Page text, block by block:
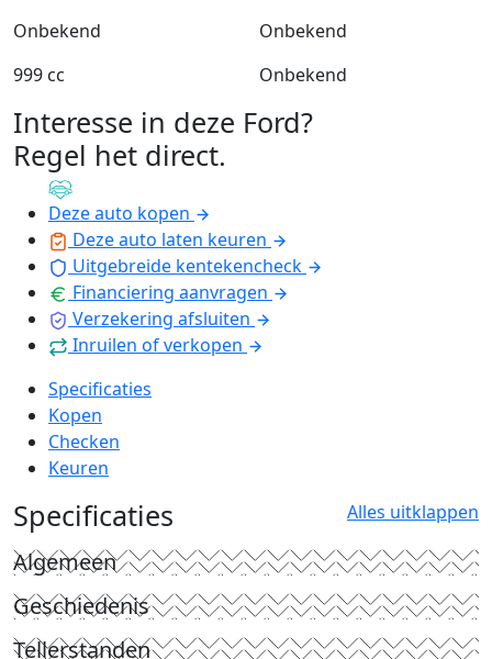
Onbekend
Onbekend
999 cc
Onbekend
Interesse in deze Ford?
Regel het direct.
Deze auto kopen
Deze auto laten keuren
Uitgebreide kentekencheck
Financiering aanvragen
Verzekering afsluiten
Inruilen of verkopen
Specificaties
Kopen
Checken
Keuren
Specificaties Alles uitklappen
Algemeen
Geschiedenis
Tellerstanden